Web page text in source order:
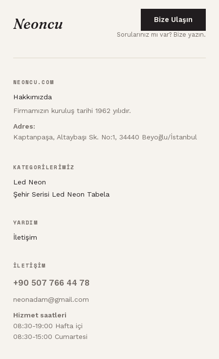
Neoncu Bize Ulaşın
Sorularınız mı var? Bize yazın.
NEONCU.COM
Hakkımızda
Firmamızın kuruluş tarihi 1962 yılıdır.
Adres:
Kaptanpaşa, Altaybaşı Sk. No:1, 34440 Beyoğlu/İstanbul
KATEGORİLERİMİZ
Led Neon
Şehir Serisi Led Neon Tabela
YARDIM
İletişim
İLETİŞİM
+90 507 766 44 78
neonadam@gmail.com
Hizmet saatleri
08:30-19:00 Hafta içi
08:30-15:00 Cumartesi